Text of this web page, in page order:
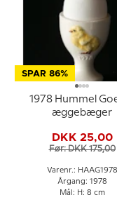
SPAR 86%
1978 Hummel
æggebæger
DKK 25,00
Før: DKK 175,00
Varenr.: HAAG1978
Årgang: 1978
Mål: H: 8 cm